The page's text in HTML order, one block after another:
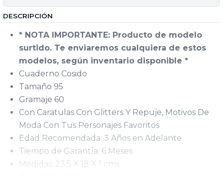
DESCRIPCIÓN
* NOTA IMPORTANTE: Producto de modelo
surtido. Te enviaremos cualquiera de estos
modelos, según inventario disponible *
Cuaderno Cosido
Tamaño 95
Gramaje 60
Con Caratulas Con Glitters Y Repuje, Motivos De
Moda Con Tus Personajes Favoritos
Edad Recomendada: 3 Años en Adelante
Tiempo de Garantía: 6 Meses
Medidas: 23,5 X 18 X 1 cms